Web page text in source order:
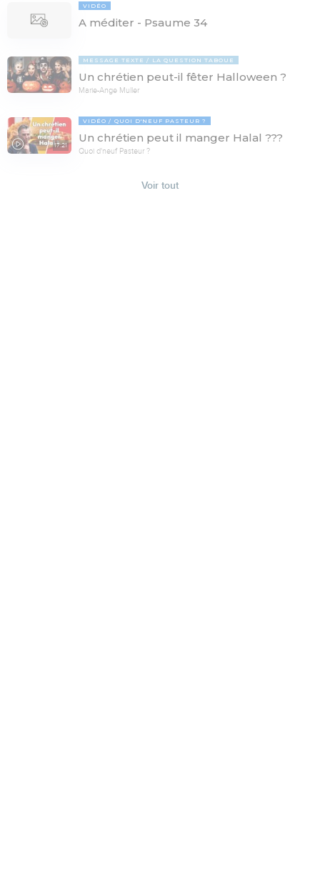
VIDÉO
A méditer - Psaume 34
MESSAGE TEXTE LA QUESTION TABOUE
Un chrétien peut-il fêter Halloween ?
Marie-Ange Muller
17:21
VIDÉO QUOI D'NEUF PASTEUR ?
Un chrétien peut il manger Halal ???
Quoi d'neuf Pasteur ?
Voir tout